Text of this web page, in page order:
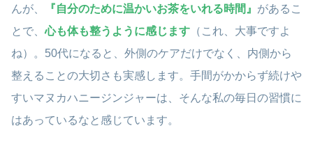
んが、
『自分のために温かいお茶をいれる時間』 があるこ
とで、心も体も整うように感じます （これ、大事ですよ
ね）。50代になると、外側のケアだけでなく、内側から
整えることの大切さも実感します。手間がかからず続けや
すいマヌカハニージンジャーは、そんな私の毎日の習慣に
はあっているなと感じています。